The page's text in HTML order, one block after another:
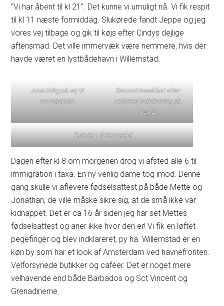
“Vi har åbent til kl 21”. Det kunne vi umuligt nå. Vi fik respit
til kl 11 næste formiddag. Slukørede fandt Jeppe og jeg
vores vej tilbage og gik til køjs efter Cindys dejlige
aftensmad. Det ville immervæk være nemmere, hvis der
havde været en lystbådehavn i Willemstad.
Jona tidlig på vej til
immigration
Second breakfast efter
vellykket indklarering på
dag 2
Turister i Willemstad
Dagen efter kl 8 om morgenen drog vi afsted alle 6 til
immigration i taxa. En ny venlig dame tog imod. Denne
gang skulle vi aflevere fødselsattest på både Mette og
Jonathan, de ville måske sikre sig, at de små ikke var
kidnappet. Det er ca 16 år siden jeg har set Mettes
fødselsattest og aner ikke hvor den er! Vi fik en løftet
pegefinger og blev indklareret, py ha. Willemstad er en
køn by som har et look af Amsterdam ved havnefronten.
Velforsynede butikker og caféer. Det er noget mere
velhavende end både Barbados og Sct Vincent og
Grenadinerne.